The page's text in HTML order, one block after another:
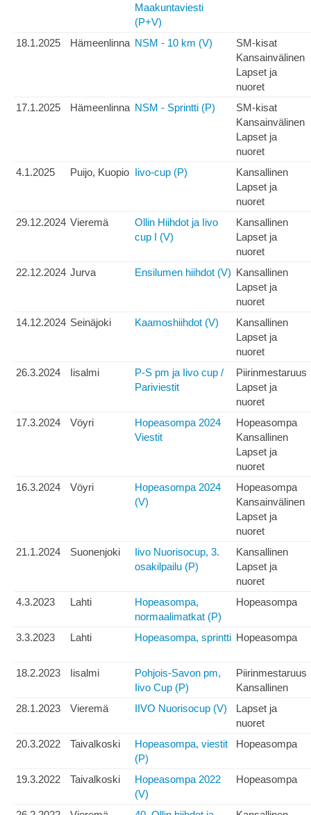
Maakuntaviesti
(P+V)
18.1.2025 Hämeenlinna NSM - 10 km (V)
SM-kisat
Kansainvälinen
Lapset ja
nuoret
17.1.2025
Hämeenlinna NSM - Sprintti (P)
SM-kisat
Kansainvälinen
Lapset ja
nuoret
4.1.2025
Puijo, Kuopio Iivo-cup (P)
Kansallinen
Lapset ja
nuoret
29.12.2024 Vieremä
Ollin Hiihdot ja Iivo
cup I (V)
Kansallinen
Lapset ja
nuoret
22.12.2024 Jurva Ensilumen hiihdot (V) Kansallinen
Lapset ja
nuoret
14.12.2024 Seinäjoki Kaamoshiihdot (V)
Kansallinen
Lapset ja
nuoret
26.3.2024
Iisalmi
P-S pm ja Iivo cup /
Pariviestit
Piirinmestaruus
Lapset ja
nuoret
17.3.2024
Vöyri
Hopeasompa 2024
Viestit
Hopeasompa
Kansallinen
Lapset ja
nuoret
16.3.2024
Vöyri
Hopeasompa 2024
(V)
Hopeasompa
Kansainvälinen
Lapset ja
nuoret
21.1.2024
Suonenjoki
Iivo Nuorisocup, 3.
osakilpailu (P)
Kansallinen
Lapset ja
nuoret
4.3.2023
Lahti
Hopeasompa,
normaalimatkat (P)
Hopeasompa
3.3.2023 Lahti Hopeasompa, sprintti Hopeasompa
18.2.2023 Iisalmi
Pohjois-Savon pm,
Iivo Cup (P)
Piirinmestaruus
Kansallinen
28.1.2023
Vieremä IIVO Nuorisocup (V)
Lapset ja
nuoret
20.3.2022
Taivalkoski
Hopeasompa, viestit
(P)
Hopeasompa
19.3.2022 Taivalkoski
Hopeasompa 2022
(V)
Hopeasompa